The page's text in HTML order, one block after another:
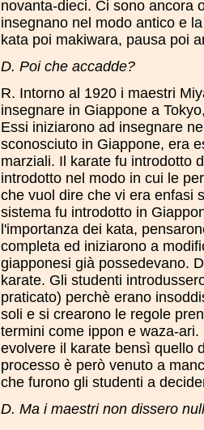
novanta-dieci. Ci sono ancora
insegnano nel modo antico e
kata poi makiwara, pausa poi
D. Poi che accadde?
R. Intorno al 1920 i maestri
insegnare in Giappone a
Essi iniziarono ad insegnare
sconosciuto in Giappone, era
marziali. Il karate fu introdotto
introdotto nel modo in cui le
che vuol dire che vi era enfasi
sistema fu introdotto in
l'importanza dei kata,
completa ed iniziarono a
giapponesi già possedevano.
karate. Gli studenti
praticato) perchè erano
soli e si crearono le regole
termini come ippon e waza-
evolvere il karate bensì quello
processo è però venuto a
che furono gli studenti a
D. Ma i maestri non dissero